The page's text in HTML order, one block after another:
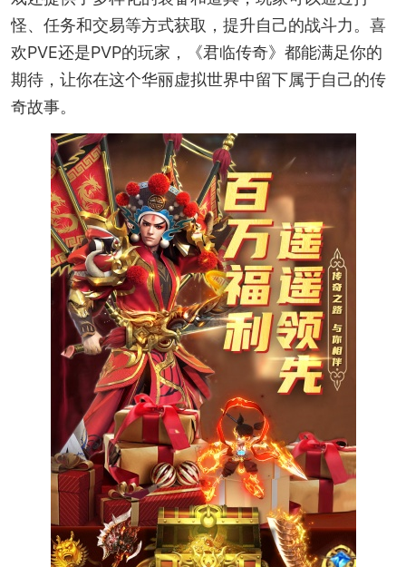
怪、任务和交易等方式获取，提升自己的战斗力。喜
欢PVE还是PVP的玩家，《君临传奇》都能满足你的
期待，让你在这个华丽虚拟世界中留下属于自己的传
奇故事。